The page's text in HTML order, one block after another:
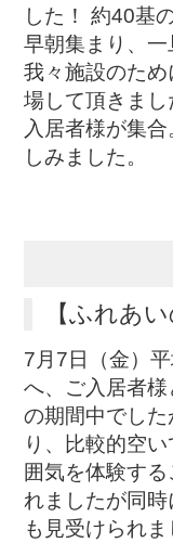
した！ 約40基
早朝集まり、一
我々施設のた
場して頂きま
入居者様が集
しみまし
【ふれあ
7月7日（金）
へ、ご入居者
の期間中でし
り、比較的空
囲気を体験す
れましたが同
も見受けられ